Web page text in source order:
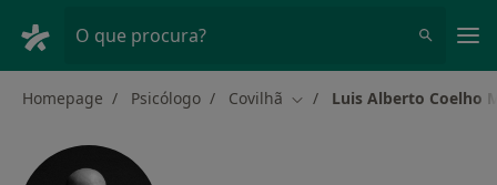
O que procura?
Homepage Psicólogo Covilhã Mudar de cidade
Luis Alberto Coelho